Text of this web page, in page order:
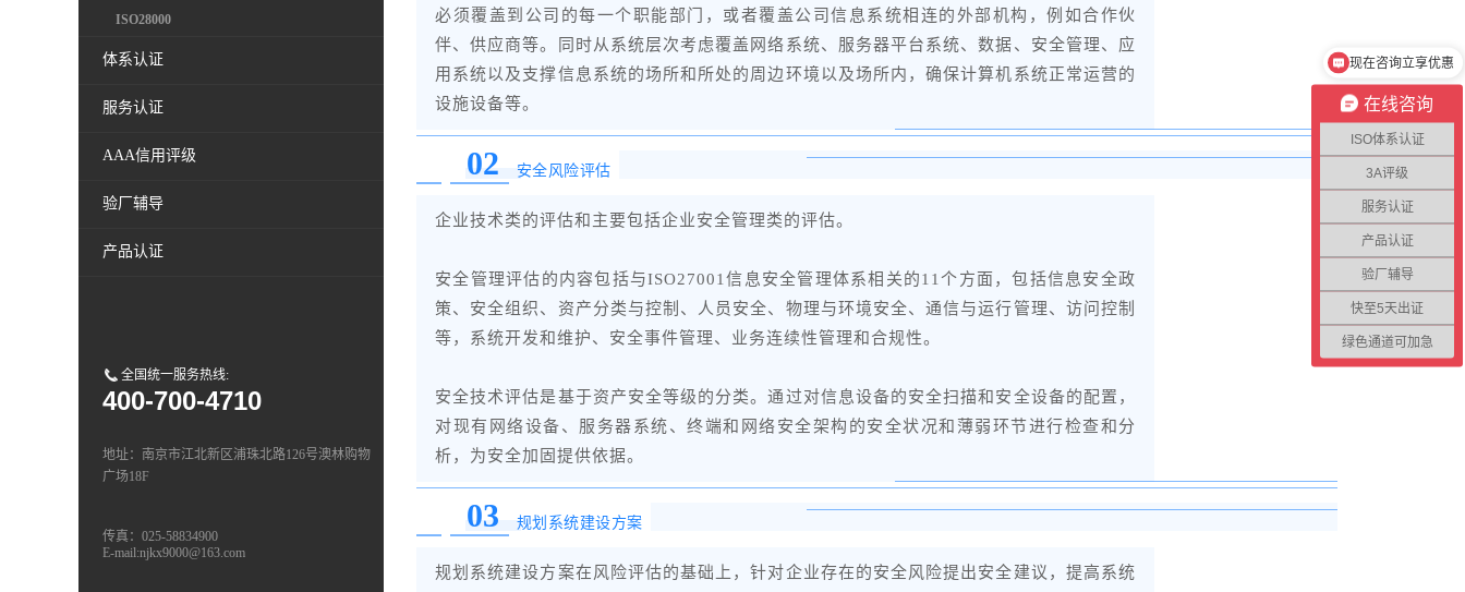
ISO28000
体系认证
服务认证
AAA信用评级
验厂辅导
产品认证
全国统一服务热线:
400-700-4710
地址：南京市江北新区浦珠北路126号澳林购物
广场18F
传真：025-58834900
E-mail:njkx9000@163.com
必须覆盖到公司的每一个职能部门，或者覆盖公司信息系统相连的外部机构，例如合作伙
伴、供应商等。同时从系统层次考虑覆盖网络系统、服务器平台系统、数据、安全管理、应
用系统以及支撑信息系统的场所和所处的周边环境以及场所内，确保计算机系统正常运营的
设施设备等。
02 安全风险评估
企业技术类的评估和主要包括企业安全管理类的评估。
安全管理评估的内容包括与ISO27001信息安全管理体系相关的11个方面，包括信息安全政
策、安全组织、资产分类与控制、人员安全、物理与环境安全、通信与运行管理、访问控制
等，系统开发和维护、安全事件管理、业务连续性管理和合规性。
安全技术评估是基于资产安全等级的分类。通过对信息设备的安全扫描和安全设备的配置，
对现有网络设备、服务器系统、终端和网络安全架构的安全状况和薄弱环节进行检查和分
析，为安全加固提供依据。
03 规划系统建设方案
规划系统建设方案在风险评估的基础上，针对企业存在的安全风险提出安全建议，提高系统
在线咨询
ISO体系认证
3A评级
服务认证
产品认证
验厂辅导
快至5天出证
绿色通道可加急
现在咨询立享优惠